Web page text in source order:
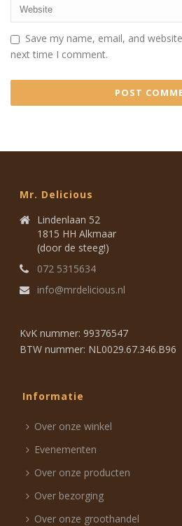
Save my name, email, and
next time I comment.
Mr. Delicious
Lindenlaan 52
1815 HH Alkmaar
(door de steeg!)
072 5315634
info@mrdelicious.nl
KvK nummer: 99376547
BTW nummer: NL0029.67.346.B96
Informatie
Over onze winkel
Evenementen
Over onze producten
Over bezorging
Over onze groothandel